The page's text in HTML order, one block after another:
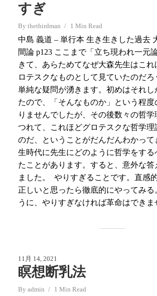
すぎ
By thethirdman 1 Min Read
中島 義道 – 単行本 生き生きした過去
間論 p123 ここまで「立ち現われ一元
きて、あらためてなぜ大森先生はこ
ロテスクなものとして見ていたのだろ
単純な疑問が湧きます。初めはそれし
たので、「そんなものか」という程度
りませんでしたが、その後数々の哲学
つれて、これほどグロテスクな哲学理
のだ、ということがだんだんわかって
生時代に先生にどのように哲学をする
たことがあります。すると、意外な答
ました。 やりすぎることです。直感
正しいと思ったら徹底的にやってみる
うに、やりすぎなければ革命はできま
11月 14, 2021
瞑想断乳法
By admin 1 Min Read